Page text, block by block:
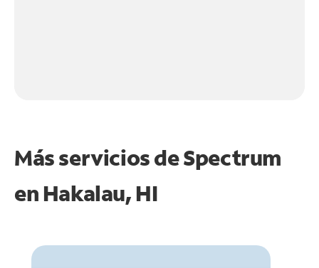
Más servicios de Spectrum
en Hakalau, HI